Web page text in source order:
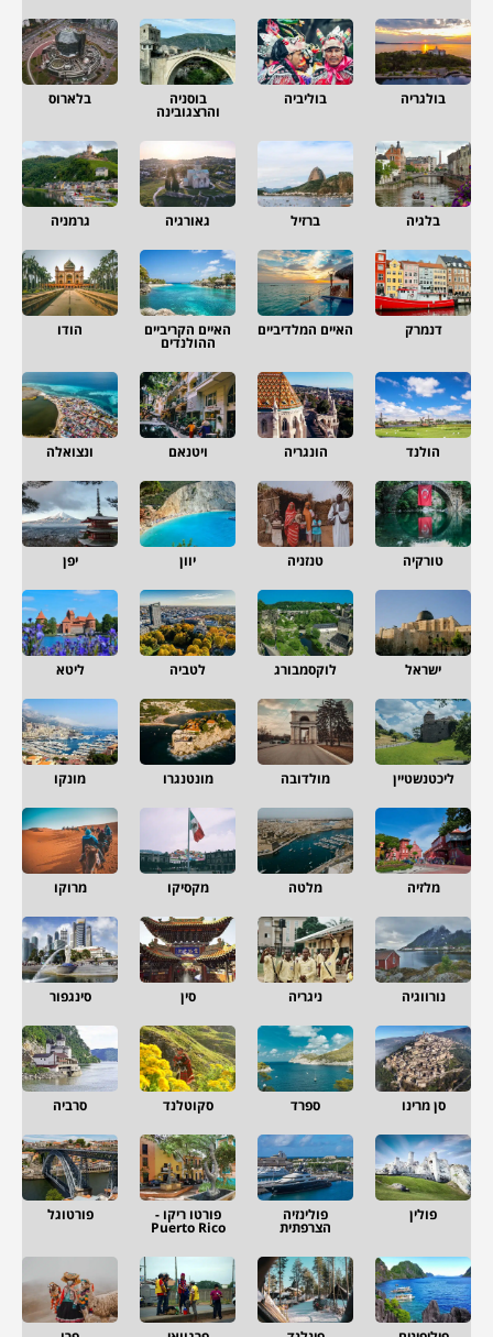
בולגריה בוליביה בוסניה
והרצגובינה
בלארוס
בלגיה ברזיל גאורגיה גרמניה
דנמרק האיים המלדיביים האיים הקריביים
ההולנדים
הודו
הולנד הונגריה ויטנאם ונצואלה
טורקיה טנזניה יוון יפן
ישראל לוקסמבורג לטביה ליטא
ליכטנשטיין מולדובה מונטנגרו מונקו
מלזיה מלטה מקסיקו מרוקו
נורווגיה ניגריה סין סינגפור
סן מרינו ספרד סקוטלנד סרביה
פולין פולינזיה
הצרפתית
פורטו ריקו -
Puerto Rico
פורטוגל